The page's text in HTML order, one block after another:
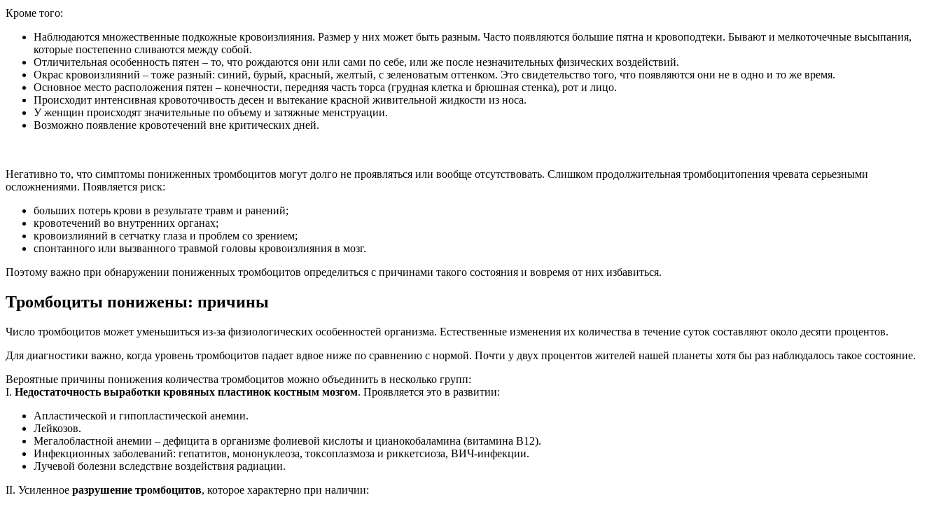
Кроме того:
Наблюдаются множественные подкожные кровоизлияния. Размер у них может быть разным. Часто появляются большие пятна и кровоподтеки. Бывают и мелкоточечные высыпания,
которые постепенно сливаются между собой.
Отличительная особенность пятен – то, что рождаются они или сами по себе, или же после незначительных физических воздействий.
Окрас кровоизлияний – тоже разный: синий, бурый, красный, желтый, с зеленоватым оттенком. Это свидетельство того, что появляются они не в одно и то же время.
Основное место расположения пятен – конечности, передняя часть торса (грудная клетка и брюшная стенка), рот и лицо.
Происходит интенсивная кровоточивость десен и вытекание красной живительной жидкости из носа.
У женщин происходят значительные по объему и затяжные менструации.
Возможно появление кровотечений вне критических дней.
Негативно то, что симптомы пониженных тромбоцитов могут долго не проявляться или вообще отсутствовать. Слишком продолжительная тромбоцитопения чревата серьезными
осложнениями. Появляется риск:
больших потерь крови в результате травм и ранений;
кровотечений во внутренних органах;
кровоизлияний в сетчатку глаза и проблем со зрением;
спонтанного или вызванного травмой головы кровоизлияния в мозг.
Поэтому важно при обнаружении пониженных тромбоцитов определиться с причинами такого состояния и вовремя от них избавиться.
Тромбоциты понижены: причины
Число тромбоцитов может уменьшиться из-за физиологических особенностей организма. Естественные изменения их количества в течение суток составляют около десяти процентов.
Для диагностики важно, когда уровень тромбоцитов падает вдвое ниже по сравнению с нормой. Почти у двух процентов жителей нашей планеты хотя бы раз наблюдалось такое состояние.
Вероятные причины понижения количества тромбоцитов можно объединить в несколько групп:
І. Недостаточность выработки кровяных пластинок костным мозгом. Проявляется это в развитии:
Апластической и гипопластической анемии.
Лейкозов.
Мегалобластной анемии – дефицита в организме фолиевой кислоты и цианокобаламина (витамина В12).
Инфекционных заболеваний: гепатитов, мононуклеоза, токсоплазмоза и риккетсиоза, ВИЧ-инфекции.
Лучевой болезни вследствие воздействия радиации.
ІІ. Усиленное разрушение тромбоцитов, которое характерно при наличии: